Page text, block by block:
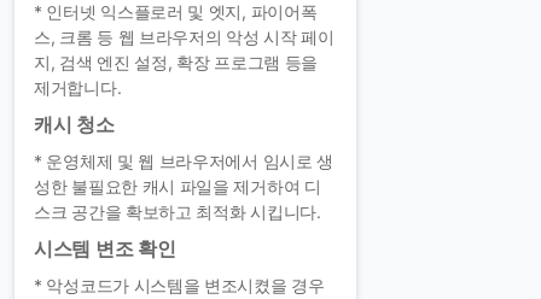
* 인터넷 익스플로러 및 엣지, 파이어폭
스, 크롬 등 웹 브라우저의 악성 시작 페이
지, 검색 엔진 설정, 확장 프로그램 등을
제거합니다.
캐시 청소
* 운영체제 및 웹 브라우저에서 임시로 생
성한 불필요한 캐시 파일을 제거하여 디
스크 공간을 확보하고 최적화 시킵니다.
시스템 변조 확인
* 악성코드가 시스템을 변조시켰을 경우